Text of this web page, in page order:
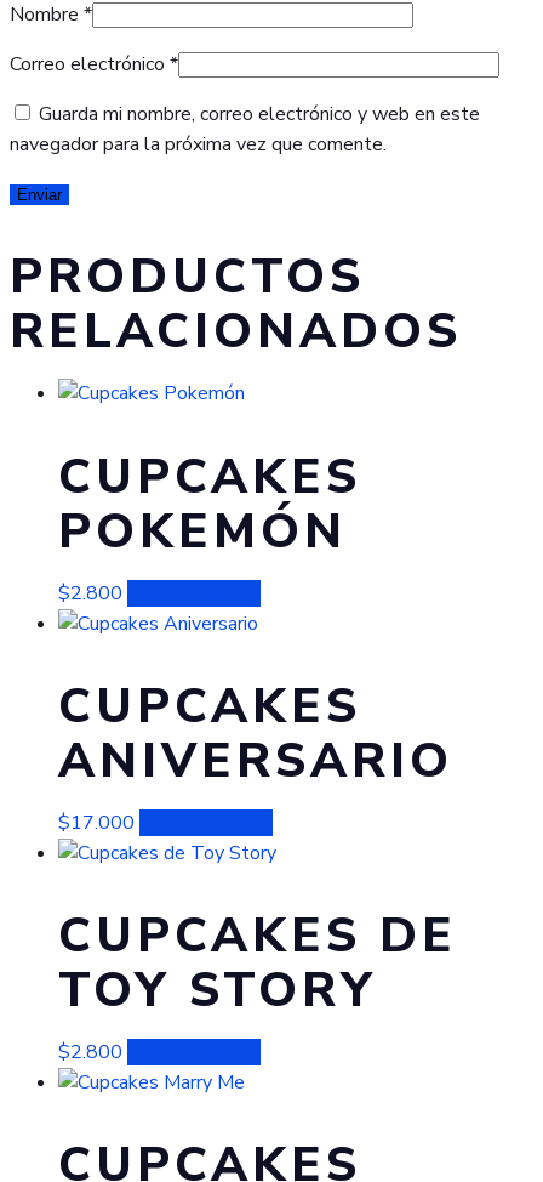
Nombre *
Correo electrónico *
Guarda mi nombre, correo electrónico y web en este
navegador para la próxima vez que comente.
PRODUCTOS
RELACIONADOS
CUPCAKES
POKEMÓN
$2.800
CUPCAKES
ANIVERSARIO
$17.000
CUPCAKES DE
TOY STORY
$2.800
CUPCAKES